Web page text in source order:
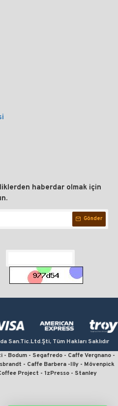
haberdar olmak için
Gönder
San.Tic.Ltd.Şti, Tüm Hakları Saklıdır
Bodum - Segafredo - Caffe Vergnano -
- Caffe Barbera -Illy - Mövenpick
Project - 1zPresso - Stanley